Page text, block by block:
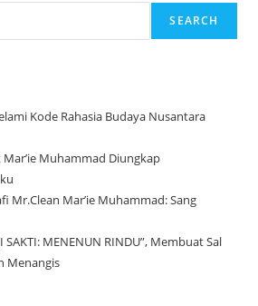
SEARCH
Kode Rahasia Budaya Nusantara
Mar’ie Muhammad Diungkap
Mr.Clean Mar’ie Muhammad: Sang
MENENUN RINDU”, Membuat Sal
Menangis